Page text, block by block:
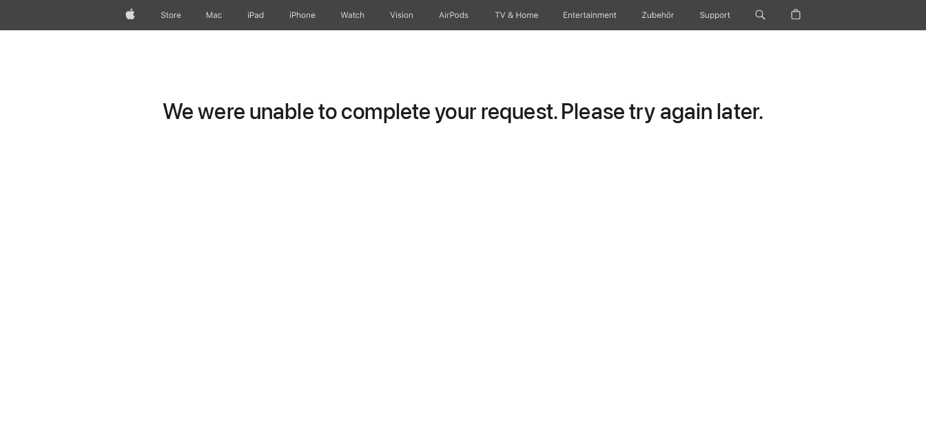
AppleStore Mac iPad iPhone Watch Vision AirPods TV & Home Entertainment Zubehör Support
We were unable to complete your request. Please try again later.